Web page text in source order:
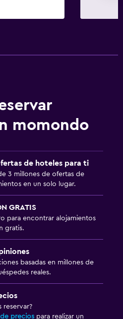
momondo
de hoteles para ti
3 millones de ofertas de
en un solo lugar.
GRATIS
para encontrar alojamientos
gratis.
basadas en millones de
reales.
reservar?
precios para realizar un